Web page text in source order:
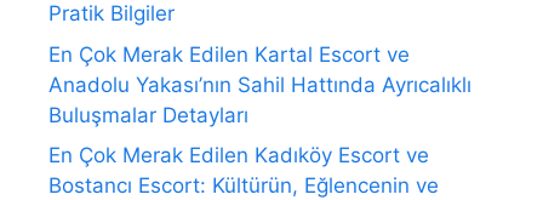
Pratik Bilgiler
En Çok Merak Edilen Kartal Escort ve
Anadolu Yakası’nın Sahil Hattında Ayrıcalıklı
Buluşmalar Detayları
En Çok Merak Edilen Kadıköy Escort ve
Bostancı Escort: Kültürün, Eğlencenin ve